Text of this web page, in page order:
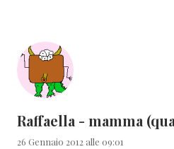
Raffaella - mamma
26 Gennaio 2012 alle 09:01